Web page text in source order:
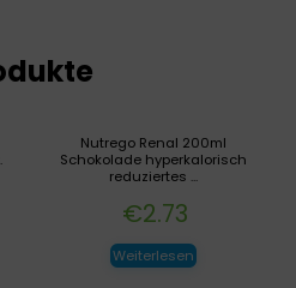
Nutrego Renal 200ml
Schokolade hyperkalorisch
reduziertes ...
€2.73
Weiterlesen